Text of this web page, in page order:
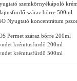
szemkörnyékápoló
száraz bőrre 500ml
Nyugtató koncentrátum
Permet száraz bőrre 200ml
krémtusfürdő 200ml
krémtusfürdő 500ml